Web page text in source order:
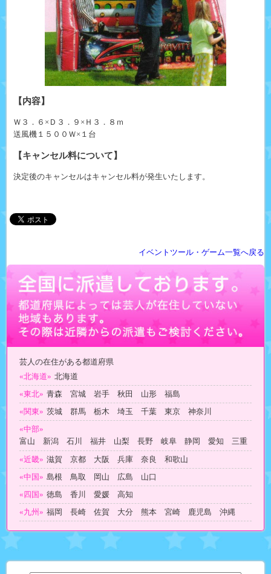
【内容】
Ｗ３．６×Ｄ３．９×Ｈ３．８ｍ
送風機１５００Ｗ×１台
【キャンセル料について】
決定後のキャンセルはキャンセル料が発生いたします。
イベントツール・ゲーム一覧へ戻る
芸人の在住がある都道府県
«北海道» 北海道
«東北» 青森 宮城 岩手 秋田 山形 福島
«関東» 茨城 群馬 栃木 埼玉 千葉 東京 神奈川
«中部»
富山 新潟 石川 福井 山梨 長野 岐阜 静岡 愛知 三重
«近畿» 滋賀 京都 大阪 兵庫 奈良 和歌山
«中国» 島根 鳥取 岡山 広島 山口
«四国» 徳島 香川 愛媛 高知
«九州» 福岡 長崎 佐賀 大分 熊本 宮崎 鹿児島 沖縄